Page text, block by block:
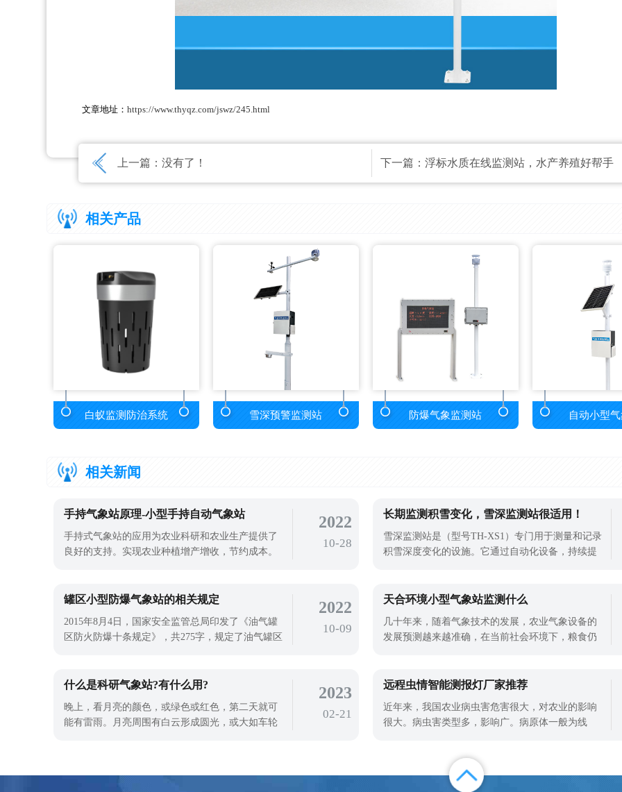
文章地址：https://www.thyqz.com/jswz/245.html
上一篇：没有了！ 下一篇：浮标水质在线监测站，水产养殖好帮手
相关产品
白蚁监测防治系统 雪深预警监测站 防爆气象监测站 自动小型
相关新闻
手持气象站原理-小型手持自动气象站
手持式气象站的应用为农业科研和农业生产提供了
良好的支持。实现农业种植增产增收，节约成本。
海拔、温湿度等气象要素。当然，手持气象站的监
合手持气象站具有多种扩展功能，方便用
2022
10-28
长期监测积雪变化，雪深监测站很适用！
雪深监测站是（型号TH-XS1）专门用于测量和记录
积雪深度变化的设施。它通过自动化设备，持续提
罐区小型防爆气象站的相关规定
2015年8月4日，国家安全监管总局印发了《油气罐
区防火防爆十条规定》，共275字，规定了油气罐区
情，罐区一旦发生意外，往往就是连锁反应。罐区
爆，才能在罐区更好的使用。罐区小型防爆气
2022
10-09
天合环境小型气象站监测什么
几十年来，随着气象技术的发展，农业气象设备的
发展预测越来越准确，在当前社会环境下，粮食仍
气象站可以实时监测气象数据，监测气象数据可以
观测。天合环境小型气象站就是一款被广
什么是科研气象站?有什么用?
晚上，看月亮的颜色，或绿色或红色，第二天就可
能有雷雨。月亮周围有白云形成圆光，或大如车轮
这都是对气象进行观测的总结，但是随着现在科技
2023
02-21
远程虫情智能测报灯厂家推荐
近年来，我国农业病虫害危害很大，对农业的影响
很大。病虫害类型多，影响广。病原体一般为线
养不良，生长衰弱，矮缩，甚至死亡。随着农业科
技的发展，使用远程虫情智能测报灯进行虫情监